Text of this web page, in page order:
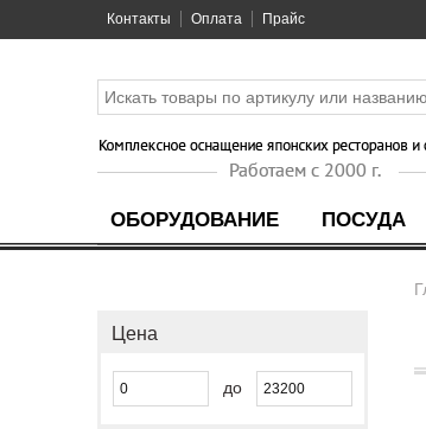
Контакты Оплата Прайс
ОБОРУДОВАНИЕ ПОСУДА
Цена
до